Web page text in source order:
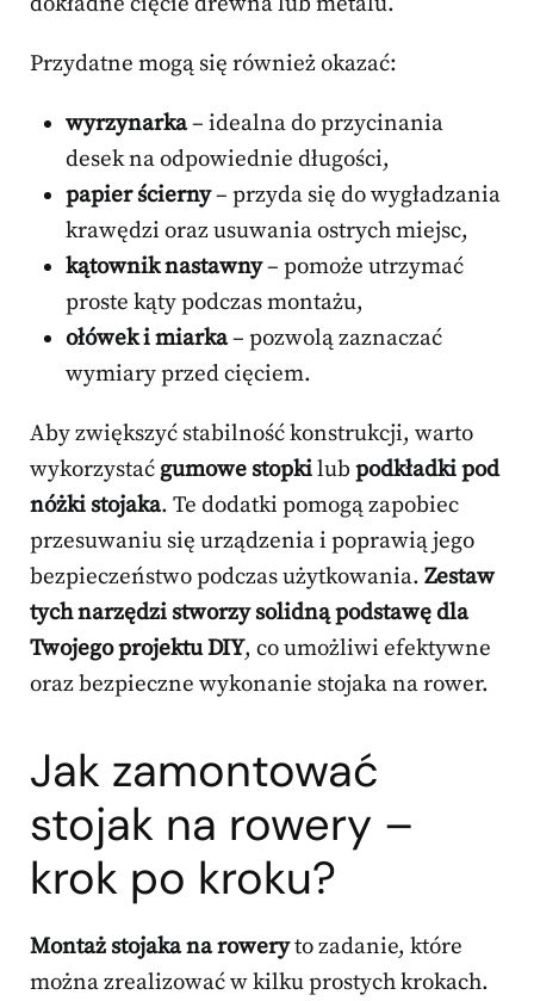
Przydatne mogą się również okazać:
wyrzynarka– idealna do przycinania
desek na odpowiednie długości,
papier ścierny– przyda się do wygładzania
krawędzi oraz usuwania ostrych miejsc,
kątownik nastawny– pomoże utrzymać
proste kąty podczas montażu,
ołówek i miarka– pozwolą zaznaczać
wymiary przed cięciem.
Aby zwiększyć stabilność konstrukcji, warto
wykorzystać gumowe stopkilub podkładki pod
nóżki stojaka. Te dodatki pomogą zapobiec
przesuwaniu się urządzenia i poprawią jego
bezpieczeństwo podczas użytkowania. Zestaw
tych narzędzi stworzy solidną podstawę dla
Twojego projektu DIY, co umożliwi efektywne
oraz bezpieczne wykonanie stojaka na rower.
Jak zamontować
stojak na rowery –
krok po kroku?
Montaż stojaka na roweryto zadanie, które
można zrealizować w kilku prostych krokach.